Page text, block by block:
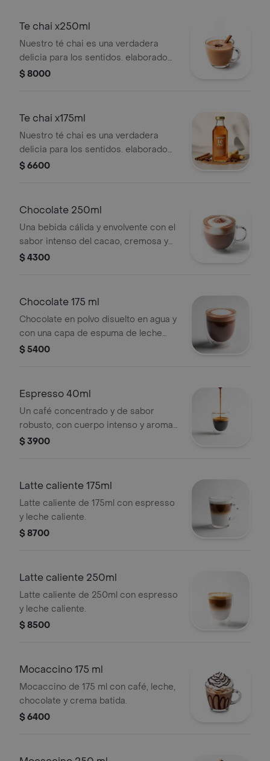
exigentes.
Te chai x250ml
Nuestro té chai es una verdadera
delicia para los sentidos. elaborado
con té negro de alta calidad y una
canela, clavo y jengibre.
$ 8000
Te chai x175ml
Nuestro té chai es una verdadera
delicia para los sentidos. elaborado
con té negro de alta calidad y una
canela, clavo y jengibre.
$ 6600
Chocolate 250ml
Una bebida cálida y envolvente con el
sabor intenso del cacao, cremosa y
reconfortante, perfecta para endulzar
$ 4300
Chocolate 175 ml
Chocolate en polvo disuelto en agua y
con una capa de espuma de leche
fina que da un toque a hogar.
$ 5400
Espresso 40ml
Un café concentrado y de sabor
robusto, con cuerpo intenso y aroma
profundo, ideal para los verdaderos
$ 3900
Latte caliente 175ml
Latte caliente de 175ml con espresso
y leche caliente.
$ 8700
Latte caliente 250ml
Latte caliente de 250ml con espresso
y leche caliente.
$ 8500
Mocaccino 175 ml
Mocaccino de 175 ml con café, leche,
chocolate y crema batida.
$ 6400